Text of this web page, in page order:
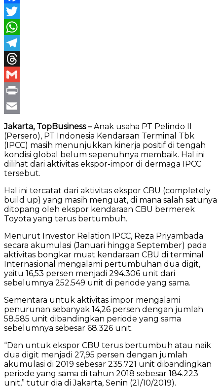
Facebook
Twitter
WhatsApp
Telegram
Threads
Gmail
Print
Email
Jakarta, TopBusiness –Anak usaha PT Pelindo II
(Persero), PT Indonesia Kendaraan Terminal Tbk
(IPCC) masih menunjukkan kinerja positif di tengah
kondisi global belum sepenuhnya membaik. Hal ini
dilihat dari aktivitas ekspor-impor di dermaga IPCC
tersebut.
Hal ini tercatat dari aktivitas ekspor CBU (completely
build up) yang masih menguat, di mana salah satunya
ditopang oleh ekspor kendaraan CBU bermerek
Toyota yang terus bertumbuh.
Menurut Investor Relation IPCC, Reza Priyambada
secara akumulasi (Januari hingga September) pada
aktivitas bongkar muat kendaraan CBU di terminal
Internasional mengalami pertumbuhan dua digit,
yaitu 16,53 persen menjadi 294.306 unit dari
sebelumnya 252.549 unit di periode yang sama.
Sementara untuk aktivitas impor mengalami
penurunan sebanyak 14,26 persen dengan jumlah
58.585 unit dibandingkan periode yang sama
sebelumnya sebesar 68.326 unit.
“Dan untuk ekspor CBU terus bertumbuh atau naik
dua digit menjadi 27,95 persen dengan jumlah
akumulasi di 2019 sebesar 235.721 unit dibandingkan
periode yang sama di tahun 2018 sebesar 184.223
unit,” tutur dia di Jakarta, Senin (21/10/2019).